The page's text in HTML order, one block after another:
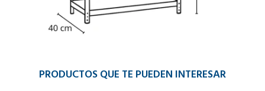
PRODUCTOS QUE TE PUEDEN INTERESAR